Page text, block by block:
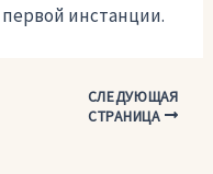
инстанции.
СЛЕДУЮЩАЯ
СТРАНИЦА